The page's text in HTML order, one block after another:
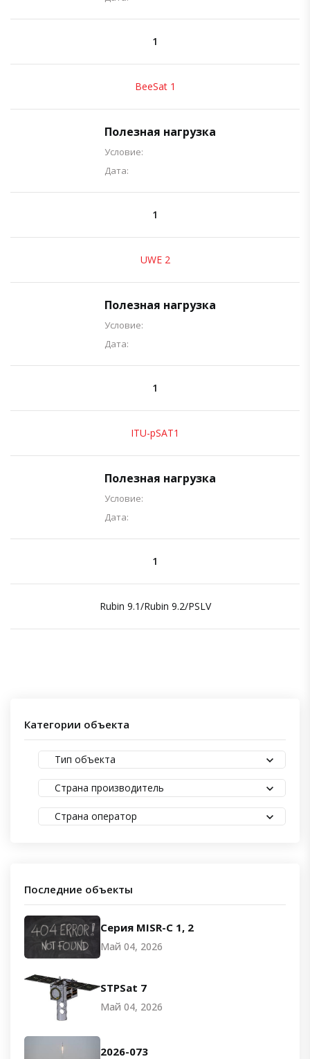
1
BeeSat 1
Полезная нагрузка
Условие:
Дата:
1
UWE 2
Полезная нагрузка
Условие:
Дата:
1
ITU-pSAT1
Полезная нагрузка
Условие:
Дата:
1
Rubin 9.1/Rubin 9.2/PSLV
Категории объекта
Тип объекта
Страна производитель
Страна оператор
Последние объекты
Серия MISR-C 1, 2
Май 04, 2026
STPSat 7
Май 04, 2026
2026-073